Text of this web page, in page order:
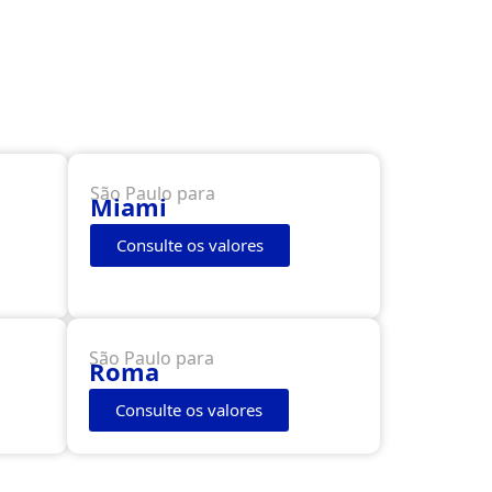
São Paulo para
Miami
Consulte os valores
São Paulo para
Roma
Consulte os valores